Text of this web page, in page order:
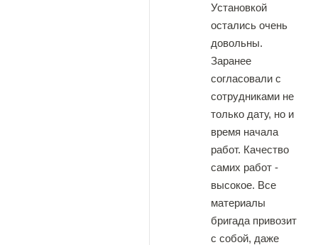
Установкой
остались очень
довольны.
Заранее
согласовали с
сотрудниками не
только дату, но и
время начала
работ. Качество
самих работ -
высокое. Все
материалы
бригада привозит
с собой, даже